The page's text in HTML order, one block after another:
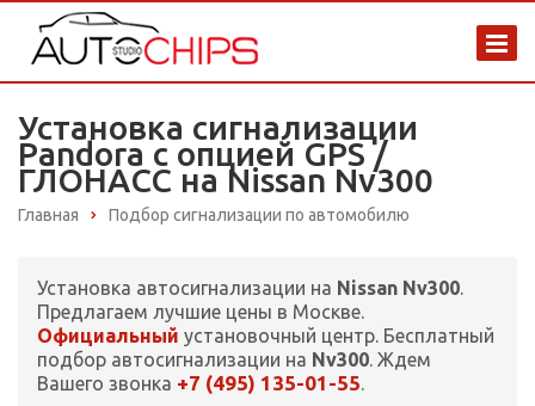
Установка сигнализации
Pandora с опцией GPS /
ГЛОНАСС на Nissan Nv300
Главная Подбор сигнализации по автомобилю
Установка автосигнализации на Nissan Nv300.
Предлагаем лучшие цены в Москве.
Официальный установочный центр. Бесплатный
подбор автосигнализации на Nv300. Ждем
Вашего звонка +7 (495) 135-01-55.